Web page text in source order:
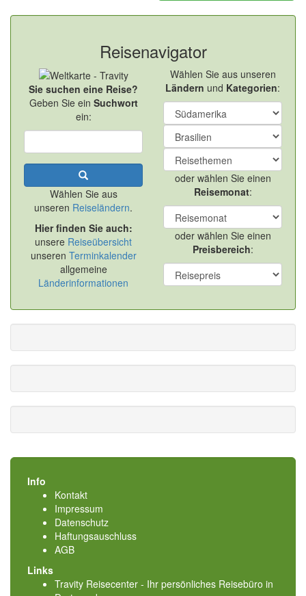
Reisenavigator
Sie suchen eine Reise?
Geben Sie ein Suchwort
ein:
Wählen Sie aus
unseren Reiseländern.
Hier finden Sie auch:
unsere Reiseübersicht
unseren Terminkalender
allgemeine
Länderinformationen
Wählen Sie aus unseren
Ländern und Kategorien:
oder wählen Sie einen
Reisemonat:
oder wählen Sie einen
Preisbereich:
Info
Kontakt
Impressum
Datenschutz
Haftungsauschluss
AGB
Links
Travity Reisecenter - Ihr persönliches Reisebüro in